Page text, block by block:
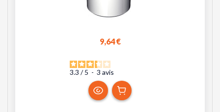
9,64 €
3.3 / 5 - 3 avis